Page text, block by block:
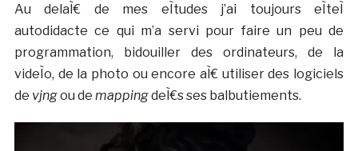
Au delaÌ€ de mes eÌtudes j’ai toujours eÌteÌ
autodidacte ce qui m’a servi pour faire un peu de
programmation, bidouiller des ordinateurs, de la
videÌo, de la photo ou encore aÌ€ utiliser des logiciels
de vjngou de mappingdeÌ€s ses balbutiements.